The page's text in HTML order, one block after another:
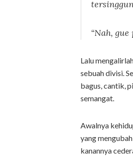
“Nah,
Lalu
sebuah divisi.
bagus, cantik,
semangat.
Awalnya
yang
kanannya